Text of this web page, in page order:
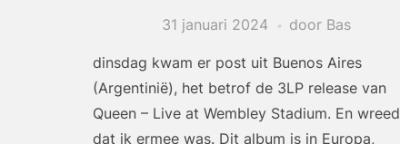
31 januari 2024 door Bas
dinsdag kwam er post uit Buenos Aires
(Argentinië), het betrof de 3LP release van
Queen – Live at Wembley Stadium. En wreed
dat ik ermee was. Dit album is in Europa,